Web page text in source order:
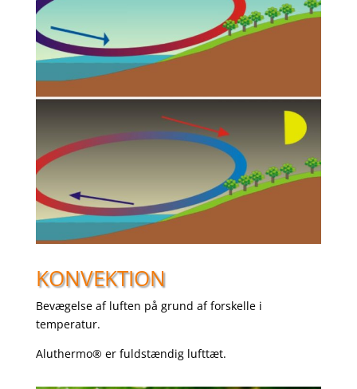
KONVEKTION
Bevægelse af luften på grund af forskelle i
temperatur.
Aluthermo® er fuldstændig lufttæt.